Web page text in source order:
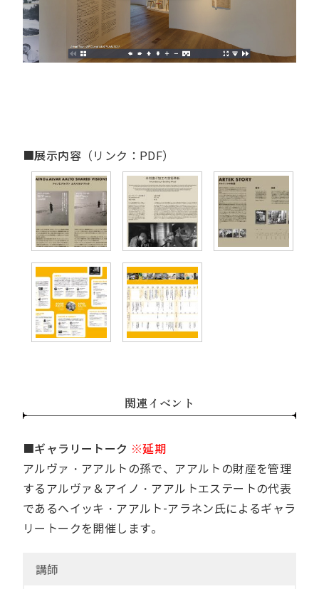
■展示内容 （リンク：PDF）
関連イベント
■ギャラリートーク ※延期
アルヴァ・アアルトの孫で、アアルトの財産を管理
するアルヴァ＆アイノ・アアルトエステートの代表
であるへイッキ・アアルト-アラネン氏によるギャラ
リートークを開催します。
講師